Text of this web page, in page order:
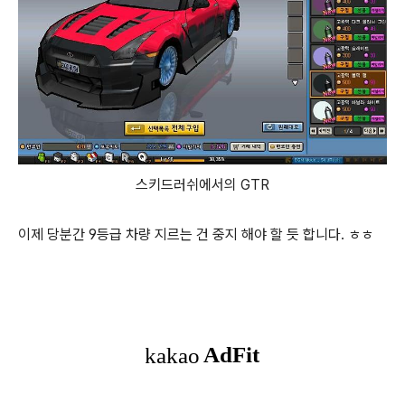
스키드러쉬에서의 GTR
이제 당분간 9등급 차량 지르는 건 중지 해야 할 듯 합니다. ㅎㅎ